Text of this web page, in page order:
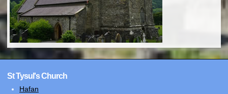
St Tysul's Church
Hafan